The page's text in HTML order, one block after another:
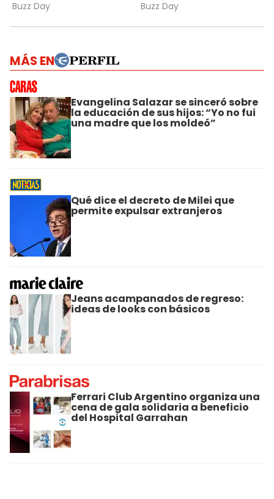
MÁS EN
Evangelina Salazar se sinceró sobre
la educación de sus hijos: “Yo no fui
una madre que los moldeó”
Qué dice el decreto de Milei que
permite expulsar extranjeros
Jeans acampanados de regreso:
ideas de looks con básicos
Ferrari Club Argentino organiza una
cena de gala solidaria a beneficio
del Hospital Garrahan